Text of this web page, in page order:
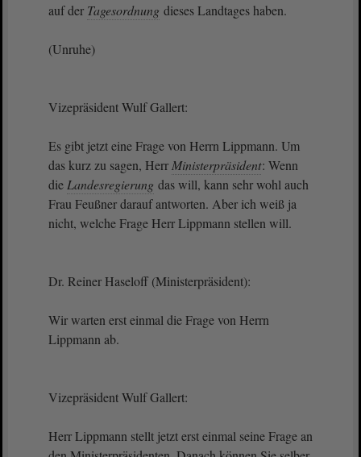
auf der Tagesordnung dieses Landtages haben.
(Unruhe)
Vizepräsident Wulf Gallert:
Es gibt jetzt eine Frage von Herrn Lippmann. Um
das kurz zu sagen, Herr Ministerpräsident: Wenn
die Landesregierung das will, kann sehr wohl auch
Frau Feußner darauf antworten. Aber ich weiß ja
nicht, welche Frage Herr Lippmann stellen will.
Dr. Reiner Haseloff (Ministerpräsident):
Wir warten erst einmal die Frage von Herrn
Lippmann ab.
Vizepräsident Wulf Gallert:
Herr Lippmann stellt jetzt erst einmal seine Frage an